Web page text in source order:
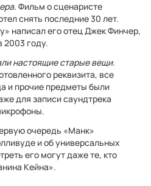
Фильм о сценаристе
снять последние 30 лет.
написал его отец Джек Финчер,
2003 году.
настоящие старые вещи.
реквизита, все
и прочие предметы были
для записи саундтрека
очередь «Манк»
и об универсальных
его могут даже те, кто
Кейна».